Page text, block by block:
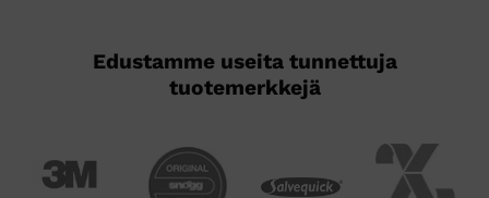
Edustamme useita tunnettuja
tuotemerkkejä